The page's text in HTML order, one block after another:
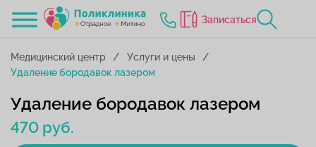
Записаться
Медицинский центр
Услуги и цены
Удаление бородавок лазером
470 руб.
Удаление бородавок лазером